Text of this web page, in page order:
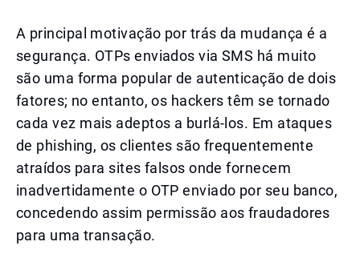
A principal motivação por trás da mudança é a
segurança. OTPs enviados via SMS há muito
são uma forma popular de autenticação de dois
fatores; no entanto, os hackers têm se tornado
cada vez mais adeptos a burlá-los. Em ataques
de phishing, os clientes são frequentemente
atraídos para sites falsos onde fornecem
inadvertidamente o OTP enviado por seu banco,
concedendo assim permissão aos fraudadores
para uma transação.